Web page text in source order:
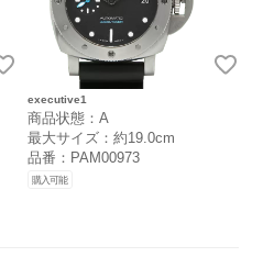
executive1
商品状態：A
最大サイズ：約19.0cm
品番：PAM00973
購入可能